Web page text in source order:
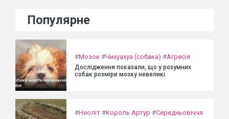
Популярне
#Мозок #Чихуахуа (собака) #Агресія
Дослідження показали, що у розумних
собак розміри мозку невеликі.
#Неоліт #Король Артур #Середньовіччя